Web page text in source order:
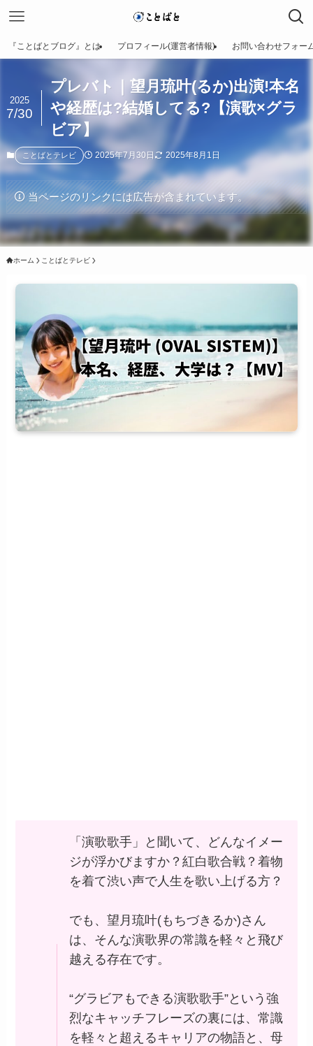
『ことばとブログ』とは プロフィール(運営者情報) お問い合わせフォー
プレバト｜望月琉叶(るか)出演!本名
や経歴は?結婚してる?【演歌×グラ
ビア】
2025
7/30
ことばとテレビ 2025年7月30日 2025年8月1日
当ページのリンクには広告が含まれています。
ホーム ことばとテレビ
「演歌歌手」と聞いて、どんなイメー
ジが浮かびますか？紅白歌合戦？着物
を着て渋い声で人生を歌い上げる方？
でも、望月琉叶(もちづきるか)さん
は、そんな演歌界の常識を軽々と飛び
越える存在です。
“グラビアもできる演歌歌手”という強
烈なキャッチフレーズの裏には、常識
を軽々と超えるキャリアの物語と、母